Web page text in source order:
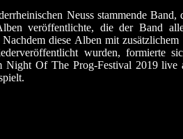
Neuss stammende Band,
veröffentlichte, die der Band
diese Alben mit zusätzlichem
wurden, formierte
Night Of The Prog-Festival 2019 live